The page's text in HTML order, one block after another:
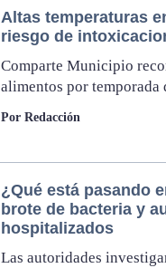
Altas temperaturas
riesgo de
Comparte Municipio
alimentos por temporada
Por Redacción
¿Qué está pasando
brote de bacteria y
hospitalizados
Las autoridades